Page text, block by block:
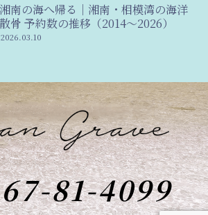
湘南の海へ帰る｜湘南・相模湾の海洋
散骨 予約数の推移（2014〜2026）
2026.03.10
81-4099